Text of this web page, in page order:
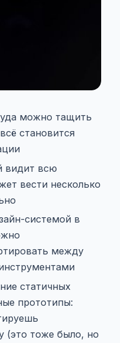
можно тащить
становится
видит всю
вести несколько
системой в
между
статичных
прототипы:
(это тоже было, но